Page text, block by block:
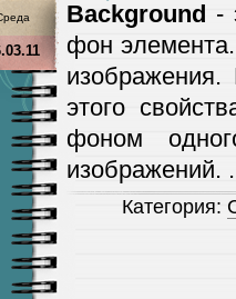
Background -
фон
этого
фоном
изображений.
Категория: